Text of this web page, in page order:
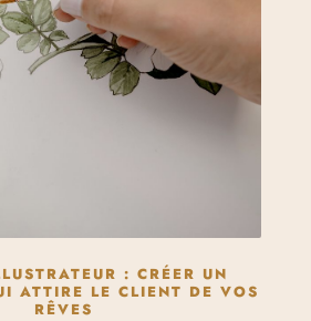
: CRÉER UN
ATTIRE LE CLIENT DE VOS
RÊVES